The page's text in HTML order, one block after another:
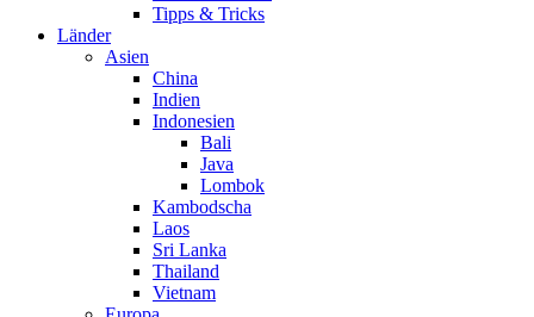
Tipps & Tricks
Länder
Asien
China
Indien
Indonesien
Bali
Java
Lombok
Kambodscha
Laos
Sri Lanka
Thailand
Vietnam